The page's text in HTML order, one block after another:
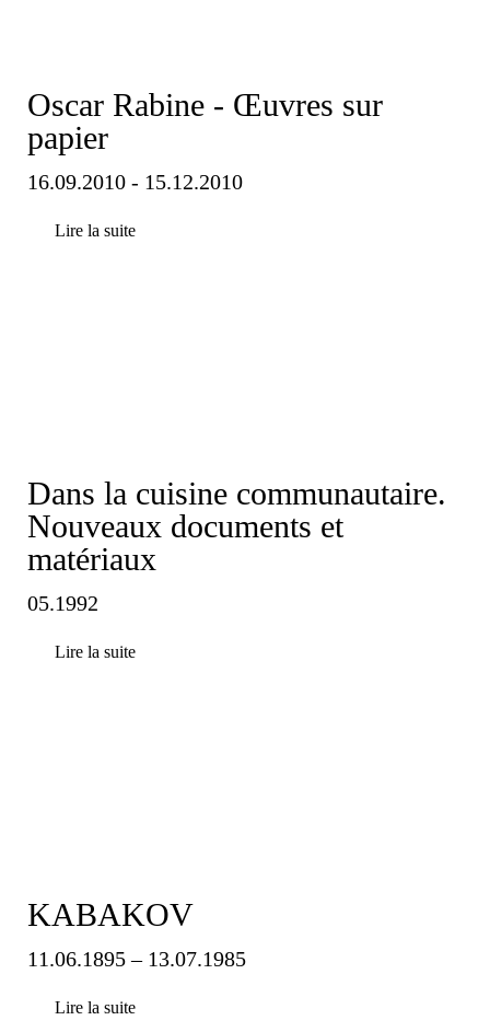
Oscar Rabine - Œuvres sur
papier
16.09.2010 - 15.12.2010
Lire la suite
Dans la cuisine communautaire.
Nouveaux documents et
matériaux
05.1992
Lire la suite
KABAKOV
11.06.1895 – 13.07.1985
Lire la suite